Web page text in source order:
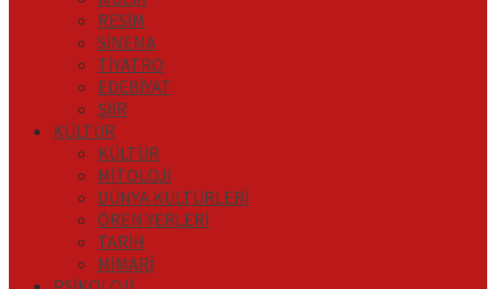
RESİM
SİNEMA
TİYATRO
EDEBİYAT
ŞİİR
KÜLTÜR
KÜLTÜR
MİTOLOJİ
DÜNYA KÜLTÜRLERİ
ÖREN YERLERİ
TARİH
MİMARİ